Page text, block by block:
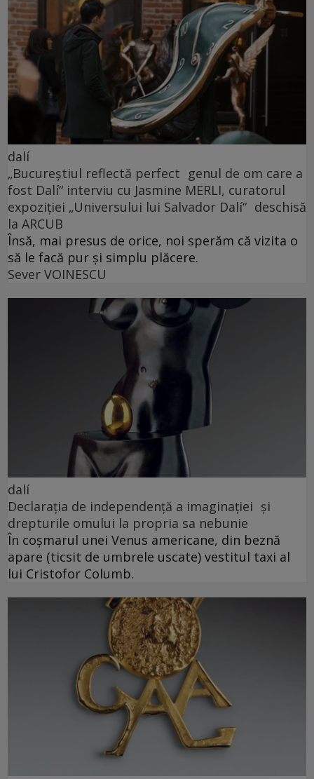
dalí
„Bucureștiul reflectă perfect genul de om care a
fost Dalí“ interviu cu Jasmine MERLI, curatorul
expoziției „Universului lui Salvador Dalí“ deschisă
la ARCUB
Însă, mai presus de orice, noi sperăm că vizita o
să le facă pur și simplu plăcere.
Sever VOINESCU
dalí
Declarația de independență a imaginației și
drepturile omului la propria sa nebunie
În coșmarul unei Venus americane, din beznă
apare (ticsit de umbrele uscate) vestitul taxi al
lui Cristofor Columb.